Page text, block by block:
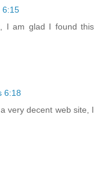
6:15
I am glad I found this
6:18
very decent web site, I